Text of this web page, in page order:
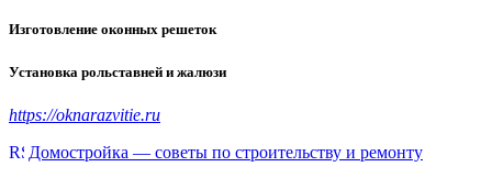
Изготовление оконных решеток
Установка рольставней и жалюзи
https://oknarazvitie.ru
Домостройка — советы по строительству и ремонту